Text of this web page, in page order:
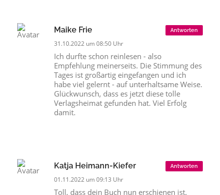
Maike Frie
31.10.2022 um 08:50 Uhr
Ich durfte schon reinlesen - also
Empfehlung meinerseits. Die Stimmung des
Tages ist großartig eingefangen und ich
habe viel gelernt - auf unterhaltsame Weise.
Glückwunsch, dass es jetzt diese tolle
Verlagsheimat gefunden hat. Viel Erfolg
damit.
Antworten
Katja Heimann-Kiefer
01.11.2022 um 09:13 Uhr
Toll, dass dein Buch nun erschienen ist,
Antworten